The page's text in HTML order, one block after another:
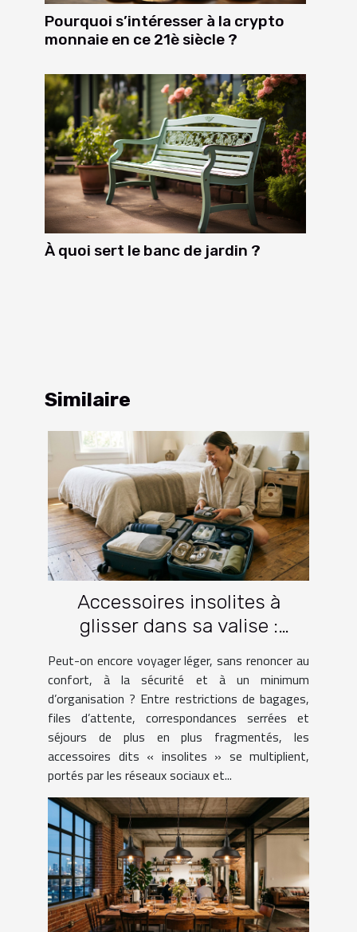
Pourquoi s’intéresser à la crypto
monnaie en ce 21è siècle ?
À quoi sert le banc de jardin ?
Similaire
Accessoires insolites à
glisser dans sa valise :
lesquels facilitent vraiment
le voyage ?
Peut-on encore voyager léger, sans renoncer au
confort, à la sécurité et à un minimum
d’organisation ? Entre restrictions de bagages,
files d’attente, correspondances serrées et
séjours de plus en plus fragmentés, les
accessoires dits « insolites » se multiplient,
portés par les réseaux sociaux et...